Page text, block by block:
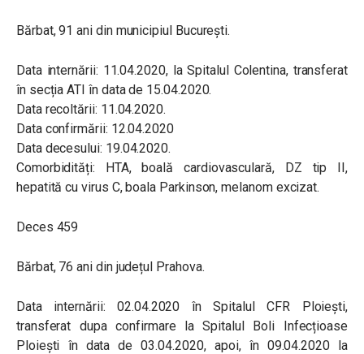
Bărbat, 91 ani din municipiul București.
Data internării: 11.04.2020, la Spitalul Colentina, transferat
în secția ATI în data de 15.04.2020.
Data recoltării: 11.04.2020.
Data confirmării: 12.04.2020
Data decesului: 19.04.2020.
Comorbidități: HTA, boală cardiovasculară, DZ tip II,
hepatită cu virus C, boala Parkinson, melanom excizat.
Deces 459
Bărbat, 76 ani din județul Prahova.
Data internării: 02.04.2020 în Spitalul CFR Ploiești,
transferat dupa confirmare la Spitalul Boli Infecțioase
Ploiești în data de 03.04.2020, apoi, în 09.04.2020 la